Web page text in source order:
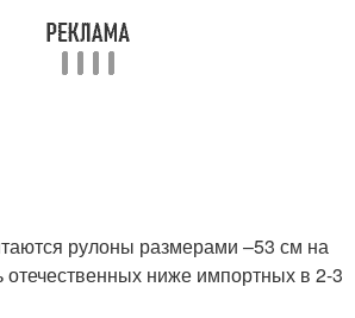
рулоны размерами –53 см на
ниже импортных в 2-3